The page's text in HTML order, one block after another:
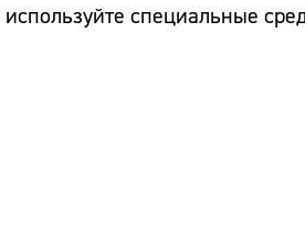
специальные